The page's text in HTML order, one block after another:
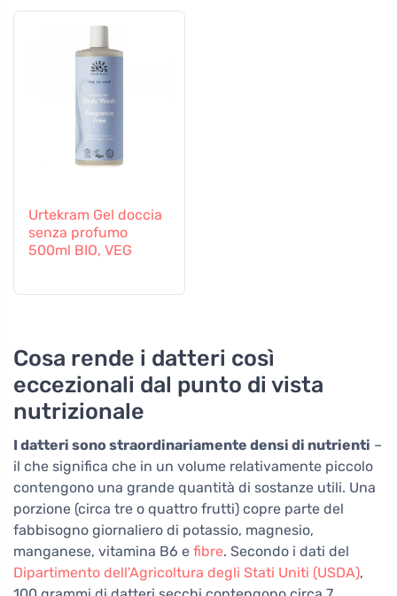
Urtekram Gel doccia
senza profumo
500ml BIO, VEG
Cosa rende i datteri così
eccezionali dal punto di vista
nutrizionale
I datteri sono straordinariamente densi di nutrienti –
il che significa che in un volume relativamente piccolo
contengono una grande quantità di sostanze utili. Una
porzione (circa tre o quattro frutti) copre parte del
fabbisogno giornaliero di potassio, magnesio,
manganese, vitamina B6 e fibre. Secondo i dati del
Dipartimento dell'Agricoltura degli Stati Uniti (USDA),